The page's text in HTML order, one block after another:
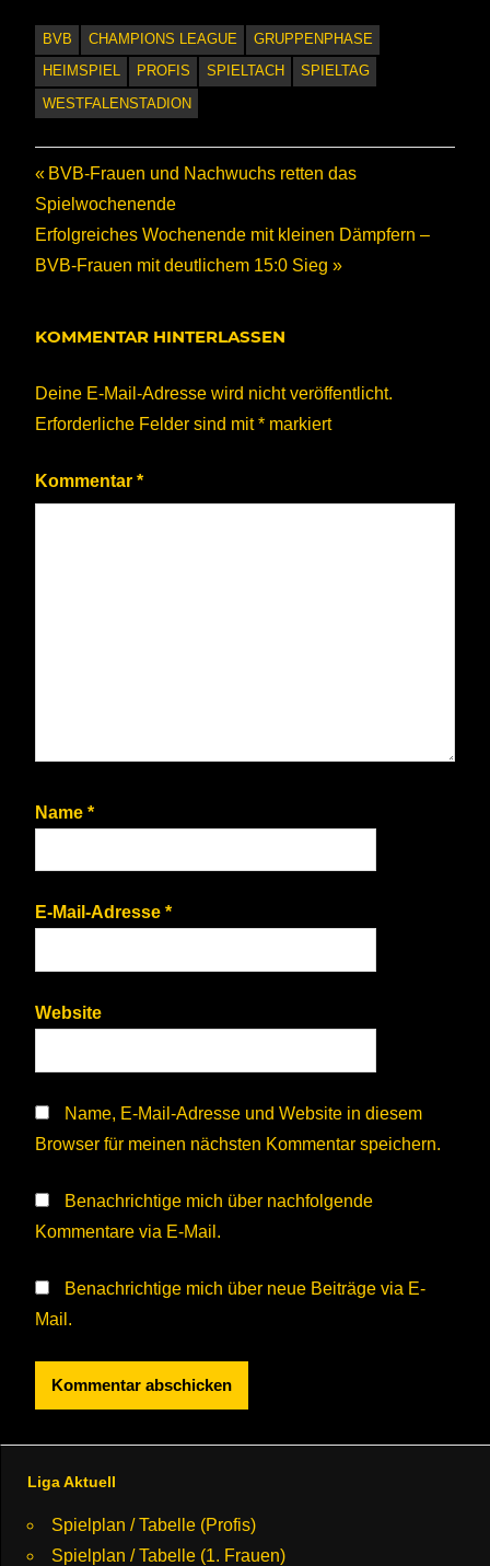
BVB CHAMPIONS LEAGUE
GRUPPENPHASE
HEIMSPIEL
PROFIS SPIELTACH
SPIELTAG
WESTFALENSTADION
Beitragsnavigation
Vorheriger
Beitrag:
BVB-Frauen und Nachwuchs retten das
Spielwochenende
Nächster
Beitrag:
Erfolgreiches Wochenende mit kleinen Dämpfern –
BVB-Frauen mit deutlichem 15:0 Sieg
KOMMENTAR HINTERLASSEN
Deine E-Mail-Adresse wird nicht veröffentlicht.
Erforderliche Felder sind mit* markiert
Kommentar *
Name *
E-Mail-Adresse *
Website
Name, E-Mail-Adresse und Website in diesem
Browser für meinen nächsten Kommentar speichern.
Benachrichtige mich über nachfolgende
Kommentare via E-Mail.
Benachrichtige mich über neue Beiträge via E-
Mail.
Liga Aktuell
Spielplan / Tabelle (Profis)
Spielplan / Tabelle (1. Frauen)